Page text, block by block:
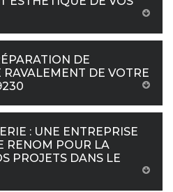
DE
DE VOTRE
: UNE ENTREPRISE
RENOM POUR LA
PROJETS DANS LE